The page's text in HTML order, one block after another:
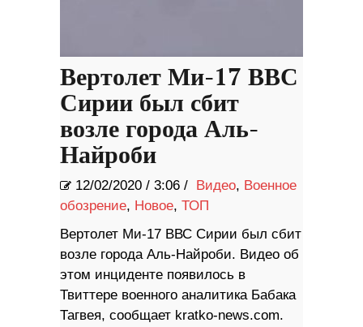
Вертолет Ми-17 ВВС
Сирии был сбит
возле города Аль-
Найроби
12/02/2020 / 3:06 / Видео, Военное
обозрение, Новое, ТОП
Вертолет Ми-17 ВВС Сирии был сбит
возле города Аль-Найроби. Видео об
этом инциденте появилось в
Твиттере военного аналитика Бабака
Тагвея, сообщает kratko-news.com.